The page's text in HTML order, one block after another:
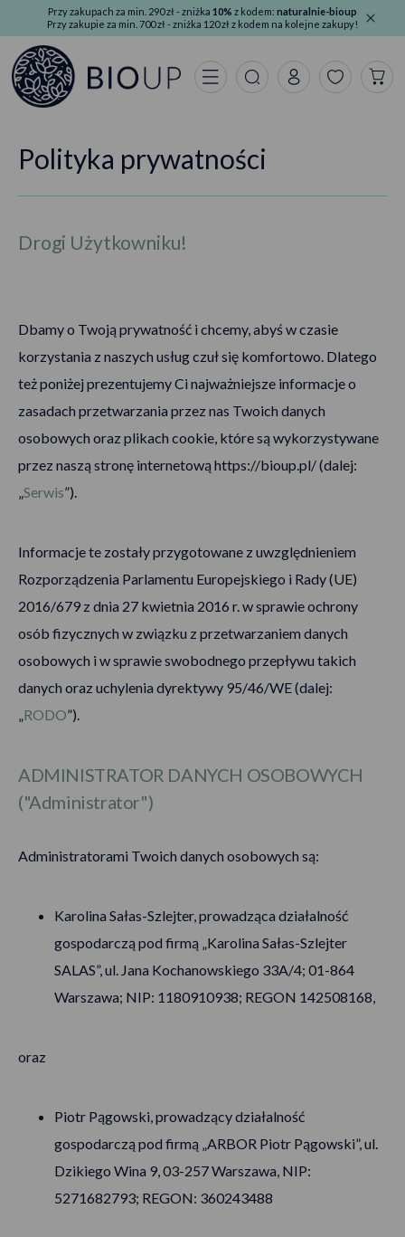
Przy zakupach za min. 290 zł - zniżka 10% z kodem: naturalnie-bioup
Przy zakupie za min. 700 zł - zniżka 120 zł z kodem na kolejne zakupy!
Polityka prywatności
Drogi Użytkowniku!
Dbamy o Twoją prywatność i chcemy, abyś w czasie
korzystania z naszych usług czuł się komfortowo. Dlatego
też poniżej prezentujemy Ci najważniejsze informacje o
zasadach przetwarzania przez nas Twoich danych
osobowych oraz plikach cookie, które są wykorzystywane
przez naszą stronę internetową https://bioup.pl/(dalej:
„Serwis”).
Informacje te zostały przygotowane z uwzględnieniem
Rozporządzenia Parlamentu Europejskiego i Rady (UE)
2016/679 z dnia 27 kwietnia 2016 r. w sprawie ochrony
osób fizycznych w związku z przetwarzaniem danych
osobowych i w sprawie swobodnego przepływu takich
danych oraz uchylenia dyrektywy 95/46/WE (dalej:
„RODO”).
ADMINISTRATOR DANYCH OSOBOWYCH
("Administrator")
Administratorami Twoich danych osobowych są:
Karolina Sałas-Szlejter, prowadząca działalność
gospodarczą pod firmą „Karolina Sałas-Szlejter
SALAS”, ul. Jana Kochanowskiego 33A/4; 01-864
Warszawa; NIP: 1180910938; REGON 142508168,
oraz
Piotr Pągowski, prowadzący działalność
gospodarczą pod firmą „ARBOR Piotr Pągowski”, ul.
Dzikiego Wina 9, 03-257 Warszawa, NIP:
5271682793; REGON: 360243488